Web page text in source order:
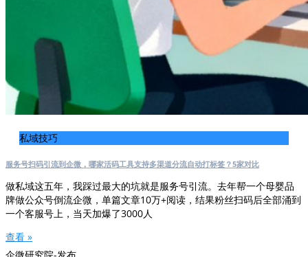
私域技巧
服务号扫码引流到企微，哪家活码工具支持多渠道分流自动打标签？5家对比
做私域这五年，我踩过最大的坑就是服务号引流。去年帮一个母婴品
牌做公众号倒流企微，单篇文章10万+阅读，结果粉丝扫码后全部涌到
一个客服号上，当天加爆了3000人
查看 »